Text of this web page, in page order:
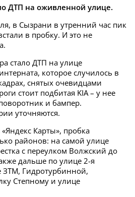
ДТП на оживленной улице.
в Сызрани в утренний час пик
в пробку. И это не
стало ДТП на улице
которое случилось в
снятых очевидцами
стоит подбитая KIA – у нее
и бампер.
уточняются.
Карты», пробка
районов: на самой улице
с переулком Волжский до
дальше по улице 2-я
ЗТМ, Гидротурбинной,
Степному и улице